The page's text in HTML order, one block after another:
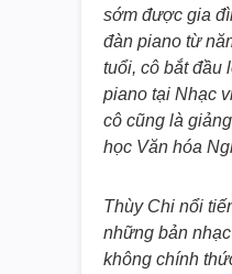
sớm được gia
đàn piano từ
tuổi, cô bắt đầu
piano tại Nhạc
cô cũng là
học Văn hóa
Thùy Chi nổi
những bản
không chính